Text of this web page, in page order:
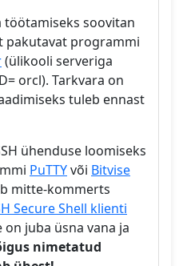
töötamiseks soovitan
pakutavat programmi
(ülikooli serveriga
orcl). Tarkvara on
tuleb ennast
ühenduse loomiseks
PuTTYvõi Bitvise
mitte-kommerts
Secure Shell klienti
on juba üsna vana ja
nimetatud